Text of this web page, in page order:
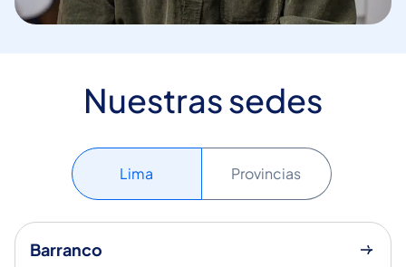
Nuestras sedes
Lima Provincias
Barranco